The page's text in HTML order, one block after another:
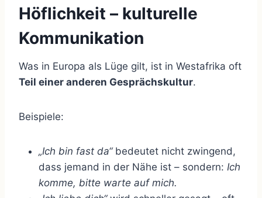
Höflichkeit – kulturelle
Kommunikation
Was in Europa als Lüge gilt, ist in Westafrika oft
Teil einer anderen Gesprächskultur.
Beispiele:
„Ich bin fast da“bedeutet nicht zwingend,
dass jemand in der Nähe ist – sondern: Ich
komme, bitte warte auf mich.